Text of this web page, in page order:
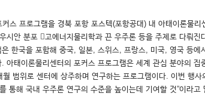
스 프로그램을 경북 포항 포스텍(포항공대) 내 아태이론물
안 분포 고에너지물리학과 끈 우주론 등을 주제로 다뤄
한국을 포함해 중국, 일본, 스위스, 프랑스, 미국, 영국 등
태이론물리센터의 포커스 프로그램은 세계 관심 분야의
범위로 센터에 상주하며 연구하는 프로그램이다. 이번 행
통해 국내 우주론 연구의 수준을 높이는데 기여할 것”이라고